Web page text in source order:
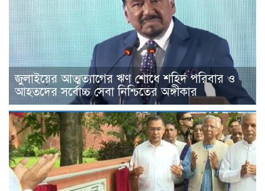
জুলাইয়ের আত্মত্যাগের ঋণ শোধে শহিদ পরিবার ও
আহতদের সর্বোচ্চ সেবা নিশ্চিতের অঙ্গীকার